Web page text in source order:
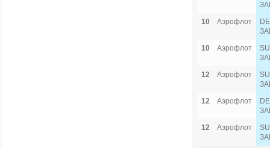
10
Аэрофлот
10
Аэрофлот
12
Аэрофлот
12
Аэрофлот
12
Аэрофлот